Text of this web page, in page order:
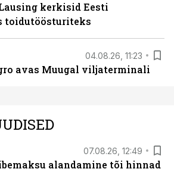
kerkisid Eesti
toidutöösturiteks
04.08.26, 11:23
avas Muugal viljaterminali
07.08.26, 12:49
alandamine tõi hinnad